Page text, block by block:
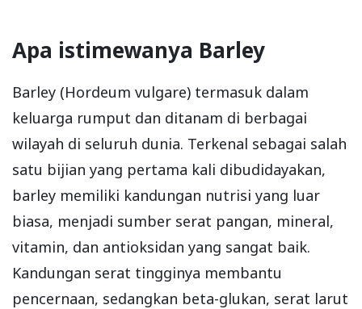
Apa istimewanya Barley
Barley (Hordeum vulgare) termasuk dalam
keluarga rumput dan ditanam di berbagai
wilayah di seluruh dunia. Terkenal sebagai salah
satu bijian yang pertama kali dibudidayakan,
barley memiliki kandungan nutrisi yang luar
biasa, menjadi sumber serat pangan, mineral,
vitamin, dan antioksidan yang sangat baik.
Kandungan serat tingginya membantu
pencernaan, sedangkan beta-glukan, serat larut